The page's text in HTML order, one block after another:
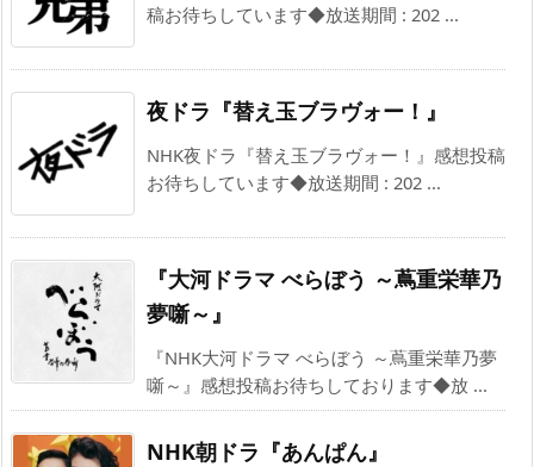
稿お待ちしています◆放送期間 : 202 ...
夜ドラ『替え玉ブラヴォー！』
NHK夜ドラ『替え玉ブラヴォー！』感想投稿
お待ちしています◆放送期間 : 202 ...
『大河ドラマ べらぼう ～蔦重栄華乃
夢噺～』
『NHK大河ドラマ べらぼう ～蔦重栄華乃夢
噺～』感想投稿お待ちしております◆放 ...
NHK朝ドラ『あんぱん』